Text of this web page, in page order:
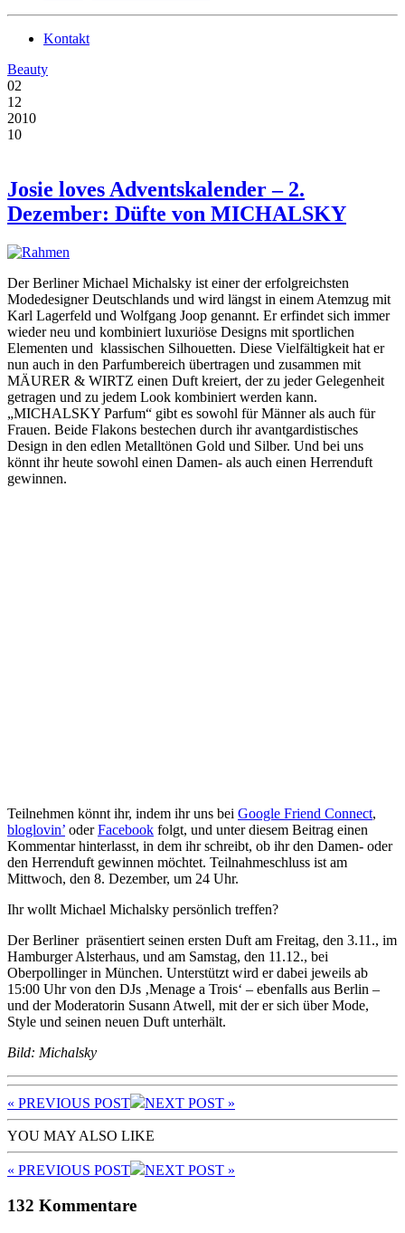
Kontakt
Beauty
02
12
2010
10
Josie loves Adventskalender – 2.
Dezember: Düfte von MICHALSKY
Der Berliner Michael Michalsky ist einer der erfolgreichsten
Modedesigner Deutschlands und wird längst in einem Atemzug mit
Karl Lagerfeld und Wolfgang Joop genannt. Er erfindet sich immer
wieder neu und kombiniert luxuriöse Designs mit sportlichen
Elementen und klassischen Silhouetten. Diese Vielfältigkeit hat er
nun auch in den Parfumbereich übertragen und zusammen mit
MÄURER & WIRTZ einen Duft kreiert, der zu jeder Gelegenheit
getragen und zu jedem Look kombiniert werden kann.
„MICHALSKY Parfum“ gibt es sowohl für Männer als auch für
Frauen. Beide Flakons bestechen durch ihr avantgardistisches
Design in den edlen Metalltönen Gold und Silber. Und bei uns
könnt ihr heute sowohl einen Damen- als auch einen Herrenduft
gewinnen.
Teilnehmen könnt ihr, indem ihr uns bei Google Friend Connect,
bloglovin’ oderFacebook folgt, und unter diesem Beitrag einen
Kommentar hinterlasst, in dem ihr schreibt, ob ihr den Damen- oder
den Herrenduft gewinnen möchtet. Teilnahmeschluss ist am
Mittwoch, den 8. Dezember, um 24 Uhr.
Ihr wollt Michael Michalsky persönlich treffen?
Der Berliner präsentiert seinen ersten Duft am Freitag, den 3.11., im
Hamburger Alsterhaus, und am Samstag, den 11.12., bei
Oberpollinger in München. Unterstützt wird er dabei jeweils ab
15:00 Uhr von den DJs ‚Menage a Trois‘ – ebenfalls aus Berlin –
und der Moderatorin Susann Atwell, mit der er sich über Mode,
Style und seinen neuen Duft unterhält.
Bild: Michalsky
« PREVIOUS POST NEXT POST »
YOU MAY ALSO LIKE
« PREVIOUS POST NEXT POST »
132 Kommentare